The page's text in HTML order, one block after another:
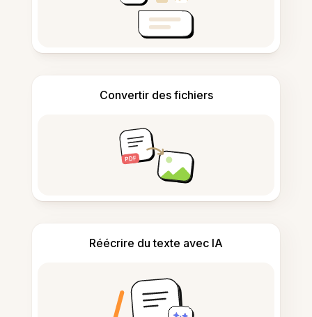
Convertir des fichiers
Réécrire du texte avec IA